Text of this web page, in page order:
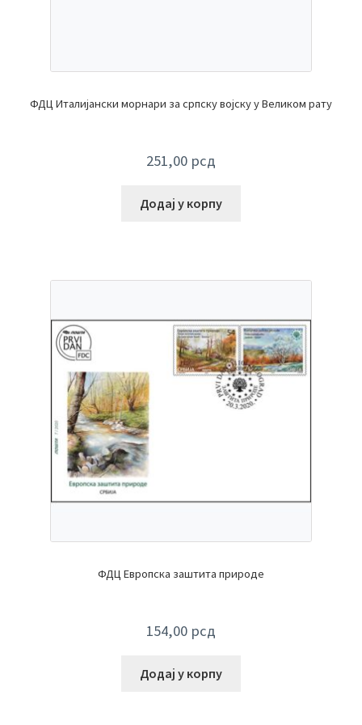
ФДЦ Италијански морнари за српску војску у Великом рату
251,00 рсд
Додај у корпу
ФДЦ Европска заштита природе
154,00 рсд
Додај у корпу